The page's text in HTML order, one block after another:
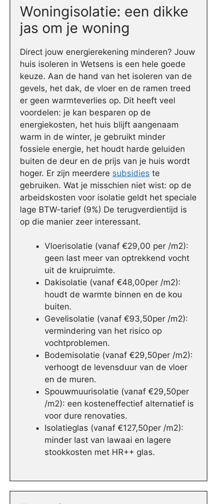
Woningisolatie: een dikke
jas om je woning
Direct jouw energierekening minderen? Jouw
huis isoleren in Wetsens is een hele goede
keuze. Aan de hand van het isoleren van de
gevels, het dak, de vloer en de ramen treed
er geen warmteverlies op. Dit heeft veel
voordelen: je kan besparen op de
energiekosten, het huis blijft aangenaam
warm in de winter, je gebruikt minder
fossiele energie, het houdt harde geluiden
buiten de deur en de prijs van je huis wordt
hoger. Er zijn meerdere subsidies te
gebruiken. Wat je misschien niet wist: op de
arbeidskosten voor isolatie geldt het speciale
lage BTW-tarief (9%) De terugverdientijd is
op die manier zeer interessant.
Vloerisolatie (vanaf €29,00 per /m2):
geen last meer van optrekkend vocht
uit de kruipruimte.
Dakisolatie (vanaf €48,00per /m2):
houdt de warmte binnen en de kou
buiten.
Gevelisolatie (vanaf €93,50per /m2):
vermindering van het risico op
vochtproblemen.
Bodemisolatie (vanaf €29,50per /m2):
verhoogt de levensduur van de vloer
en de muren.
Spouwmuurisolatie (vanaf €29,50per
/m2): een kosteneffectief alternatief is
voor dure renovaties.
Isolatieglas (vanaf €127,50per /m2):
minder last van lawaai en lagere
stookkosten met HR++ glas.